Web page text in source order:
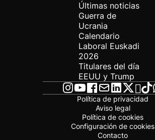
Últimas noticias
Guerra de
Ucrania
Calendario
Laboral Euskadi
2026
Titulares del día
EEUU y Trump
Política de privacidad
Aviso legal
Política de cookies
Configuración de cookies
Contacto